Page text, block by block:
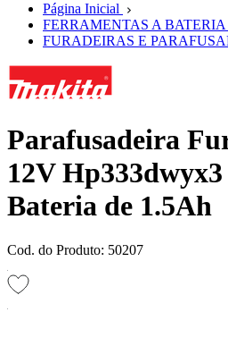
Página Inicial
FERRAMENTAS A BATERIA
FURADEIRAS E
Parafusadeira
12V
Bateria de 1.5Ah
Cod. do Produto: 50207